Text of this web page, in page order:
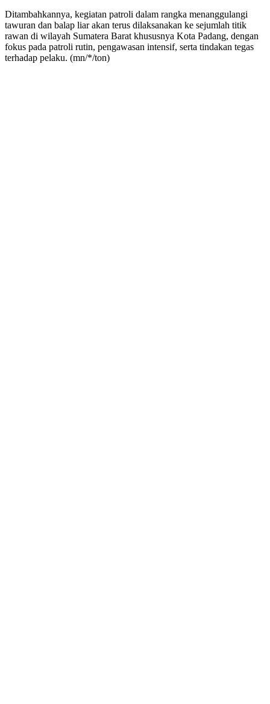
Ditambahkannya, kegiatan patroli dalam rangka menanggulangi
tawuran dan balap liar akan terus dilaksanakan ke sejumlah titik
rawan di wilayah Sumatera Barat khususnya Kota Padang, dengan
fokus pada patroli rutin, pengawasan intensif, serta tindakan tegas
terhadap pelaku. (mn/*/ton)